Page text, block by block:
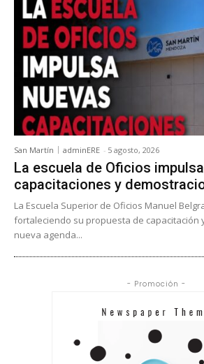
San Martín adminERE - 5 agosto, 2026
La escuela de Oficios
capacitaciones y
La Escuela Superior de Oficios Manuel
fortaleciendo su propuesta de capacitación
nueva agenda...
- Promoción -